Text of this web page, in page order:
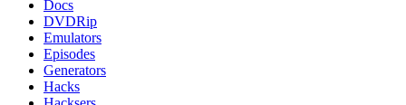
Docs
DVDRip
Emulators
Episodes
Generators
Hacks